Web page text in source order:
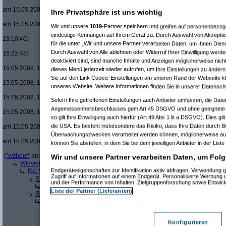
am 15.05.2008, 17:50:09)
am 15.05.2008, 18:08:08)
Re(15): Men in Black um £12.33
23:10:40)
Re(16): Men in Black um
16:22:48)
Re(17): Men in Black um
15.05.2008, 16:48:17)
Re(18): Men in Black
15.05.2008, 17:37:21)
Re(19): Men in Black
15.05.2008, 17:43:00)
Re(20): Men in
15.05.2008, 17:46:13)
Re(21): Men in
am 15.05.2008, 17:49:46)
Re(22): Men
am 15.05.2008, 18:07:18)
("without" am 15.05.2008, 18:13:17)
Wieviele blus/hd-dvds habt ihr schon?
Re: Wieviele blus/hd-dvds habt ihr schon?(ducducam 15.05.2008,
Re(2): Wieviele blus/hd-dvds habt ihr schon?(bröslam 15.05.2008,
Re(3): Wieviele blus/hd-dvds habt ihr schon?(ducduc am
Re(2): Wieviele blus/hd-dvds habt ihr schon?
Re(6): Wieviele blus/hd-dvds habt ihr schon?(
Ihre Privatsphäre ist uns wichtig
Wir und unsere 1019-Partner speichern und greifen auf
eindeutige Kennungen auf Ihrem Gerät zu. Durch Auswahl von
für die unter „Wir und unsere Partner verarbeiten Daten, um Ihnen
Durch Auswahl von Alle ablehnen oder Widerruf Ihrer Einwilligung
deaktiviert sind, sind manche Inhalte und Anzeigen möglicherweise
dieses Menü jederzeit wieder aufrufen, um Ihre Einstellungen zu
Sie auf den Link Cookie-Einstellungen am unteren Rand der Webseite
unseres Website. Weitere Informationen finden Sie in unserer
Sofern Ihre getroffenen Einstellungen auch Anbieter umfassen, die
Angemessenheitsbeschlusses gem Art 45 DSGVO und ohne
so gilt Ihre Einwilligung auch hierfür (Art 49 Abs 1 lit a DSGVO). Dies
die USA. Es besteht insbesondere das Risiko, dass Ihre Daten durch
Überwachungszwecken verarbeitet werden können, möglicherweise
können Sie abstellen, in dem Sie bei dem jeweiligen Anbieter in der
Wir und unsere Partner verarbeiten Daten, um
Endgeräteeigenschaften zur Identifikation aktiv abfragen. Verwendung
Zugriff auf Informationen auf einem Endgerät. Personalisierte Werbung
und der Performance von Inhalten, Zielgruppenforschung sowie
Liste der Partner (Lieferanten)
Konfigurieren